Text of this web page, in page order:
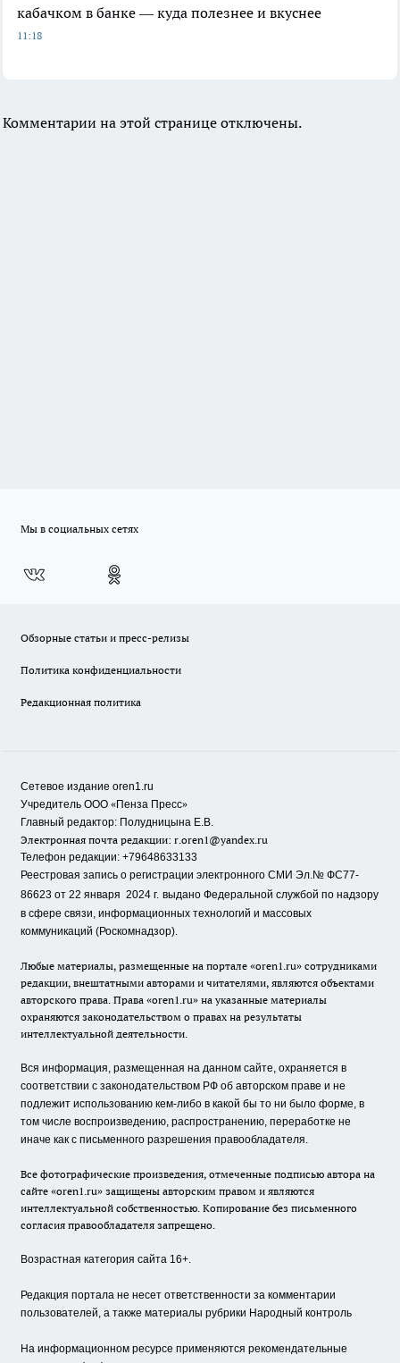
кабачком в банке — куда полезнее и вкуснее
11:18
Комментарии на этой странице отключены.
Мы в социальных сетях
Обзорные статьи и пресс-релизы
Политика конфиденциальности
Редакционная политика
Сетевое издание oren1.ru
Учредитель ООО «Пенза Пресс»
Главный редактор: Полудницына Е.В.
Электронная почта редакции: r.oren1@yandex.ru
Телефон редакции: +79648633133
Реестровая запись о регистрации электронного СМИ Эл.№ ФС77-
86623 от 22 января 2024 г. выдано Федеральной службой по надзору
в сфере связи, информационных технологий и массовых
коммуникаций (Роскомнадзор).
Любые материалы, размещенные на портале «oren1.ru» сотрудниками
редакции, внештатными авторами и читателями, являются объектами
авторского права. Права «oren1.ru» на указанные материалы
охраняются законодательством о правах на результаты
интеллектуальной деятельности.
Вся информация, размещенная на данном сайте, охраняется в
соответствии с законодательством РФ об авторском праве и не
подлежит использованию кем-либо в какой бы то ни было форме, в
том числе воспроизведению, распространению, переработке не
иначе как с письменного разрешения правообладателя.
Все фотографические произведения, отмеченные подписью автора на
сайте «oren1.ru» защищены авторским правом и являются
интеллектуальной собственностью. Копирование без письменного
согласия правообладателя запрещено.
Возрастная категория сайта 16+.
Редакция портала не несет ответственности за комментарии
пользователей, а также материалы рубрики Народный контроль
На информационном ресурсе применяются рекомендательные